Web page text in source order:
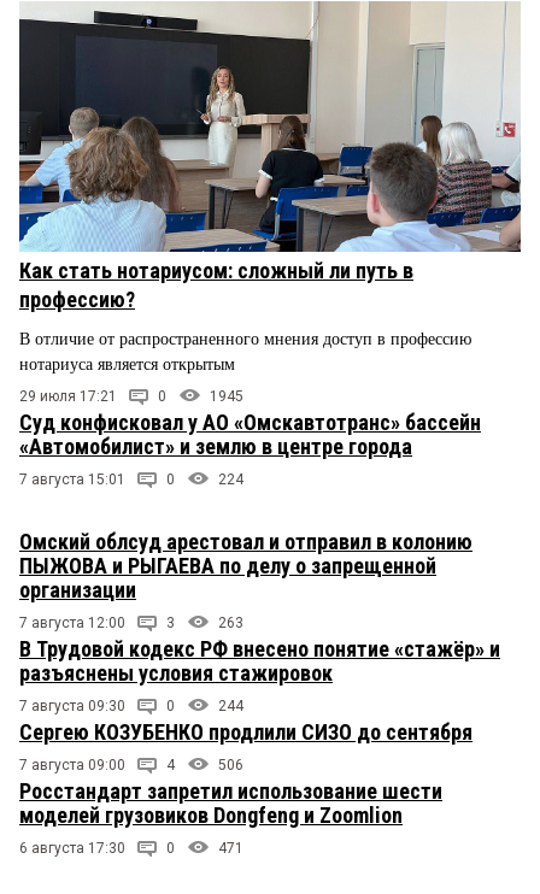
Как стать нотариусом: сложный ли путь в
профессию?
В отличие от распространенного мнения доступ в профессию
нотариуса является открытым
29 июля 17:21 0 1945
Суд конфисковал у АО «Омскавтотранс» бассейн
«Автомобилист» и землю в центре города
7 августа 15:01 0 224
Омский облсуд арестовал и отправил в колонию
ПЫЖОВА и РЫГАЕВА по делу о запрещенной
организации
7 августа 12:00 3 263
В Трудовой кодекс РФ внесено понятие «стажёр» и
разъяснены условия стажировок
7 августа 09:30 0 244
Сергею КОЗУБЕНКО продлили СИЗО до сентября
7 августа 09:00 4 506
Росстандарт запретил использование шести
моделей грузовиков Dongfeng и Zoomlion
6 августа 17:30 0 471